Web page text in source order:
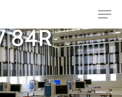
DE
84R